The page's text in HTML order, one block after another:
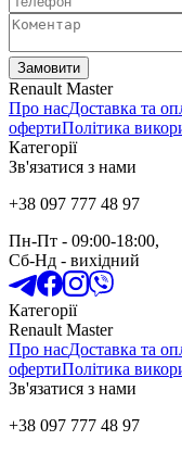
Замовити
Renault Master
Про насДоставка та
офертиПолітика
Категорії
Зв'язатися з нами
+38 097 777 48 97
Пн-Пт - 09:00-18:00,
Сб-Нд - вихідний
Категорії
Renault Master
Про насДоставка та
офертиПолітика
Зв'язатися з нами
+38 097 777 48 97